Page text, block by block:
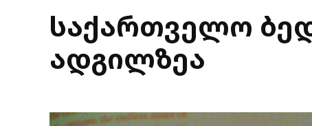
საქართველო
ადგილზეა